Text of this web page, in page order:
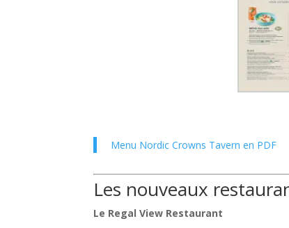
Menu Nordic Crowns Tavern en PDF
Les nouveaux
Le Regal View Restaurant